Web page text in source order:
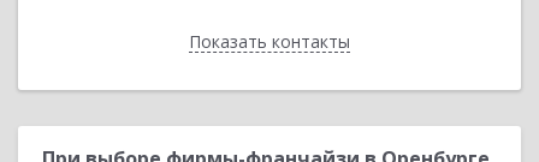
Показать контакты
Назад